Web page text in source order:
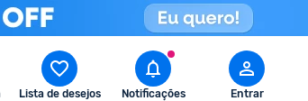
Lista de desejos Notificações Entrar